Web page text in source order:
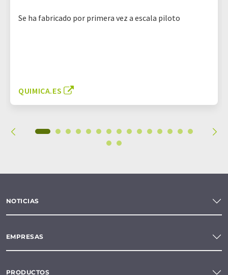
Se ha fabricado por primera vez a escala piloto
QUIMICA.ES
NOTICIAS
EMPRESAS
PRODUCTOS